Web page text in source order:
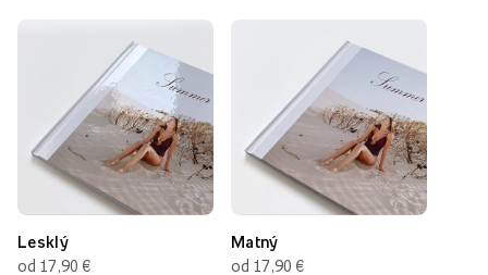
Lesklý
od 17,90 €
Matný
od 17,90 €